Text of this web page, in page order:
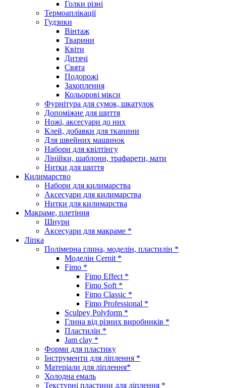
Голки різні
Термоаплікації
Гудзики
Вінтаж
Тварини
Квіти
Дитячі
Свята
Подорожі
Захоплення
Кольорові мікси
Фурнітура для сумок, шкатулок
Допоміжне для шиття
Ножі, аксесуари до них
Клей, добавки для тканини
Для швейних машинок
Набори для квілтінгу
Лінійки, шаблони, трафарети, мати
Нитки для шиття
Килимарство
Набори для килимарства
Аксесуари для килимарства
Нитки для килимарства
Макраме, плетіння
Шнури
Аксесуари для макраме *
Ліпка
Полімерна глина, моделін, пластилін *
Моделін Cernit *
Fimo *
Fimo Effect *
Fimo Soft *
Fimo Classic *
Fimo Professional *
Sculpey Polyform *
Глина від різних виробників *
Пластилін *
Jam clay *
Форми для пластику
Інструменти для ліплення *
Матеріали для ліплення*
Холодна емаль
Текстурні пластини для ліплення *